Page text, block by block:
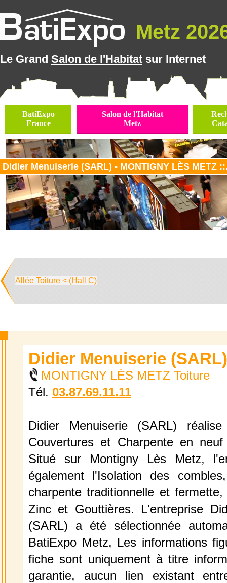
Metz
Le Grand Salon de l'Habitat sur Internet
BatiExpo
France
Salon de l'Habitat
Metz
Didier Menuiserie (SARL) - MONTIGNY LÈS METZ
Allée Toiture < (Hall C)
Didier Menuiserie (SARL)
MONTIGNY LÈS METZ Toiture
Tél. 03.87.69.11.11
Didier Menuiserie (SARL)
Couvertures et Charpente en
Situé sur Montigny Lès Metz,
également l'Isolation des
charpente traditionnelle et
Zinc et Gouttières. L'entreprise
(SARL) a été sélectionnée
BatiExpo Metz, Les informations
fiche sont uniquement à titre
garantie, aucun lien existant